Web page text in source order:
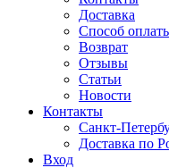
Доставка
Способ
Возврат
Отзывы
Статьи
Новости
Контакты
Санкт-
Доставка по
Вход